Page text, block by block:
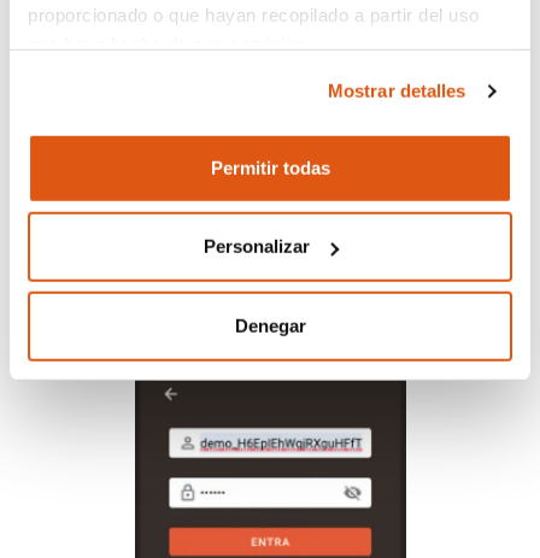
proporcionado o que hayan recopilado a partir del uso
El responsable del tratamiento de sus datos personales
es REVO SYSTEMS, S.L. (CIF: B66353780).
Cookies:https://revo.works/cookies.
Mostrar detalles
Permitir todas
Personalizar
Denegar
Device not active
no está activo y que se ha llegado al
límite de dispositivos en la cuenta.